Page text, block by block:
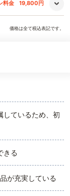
料金 19,800円
価格は全て税込表記です。
しているため、初
きる
が充実している